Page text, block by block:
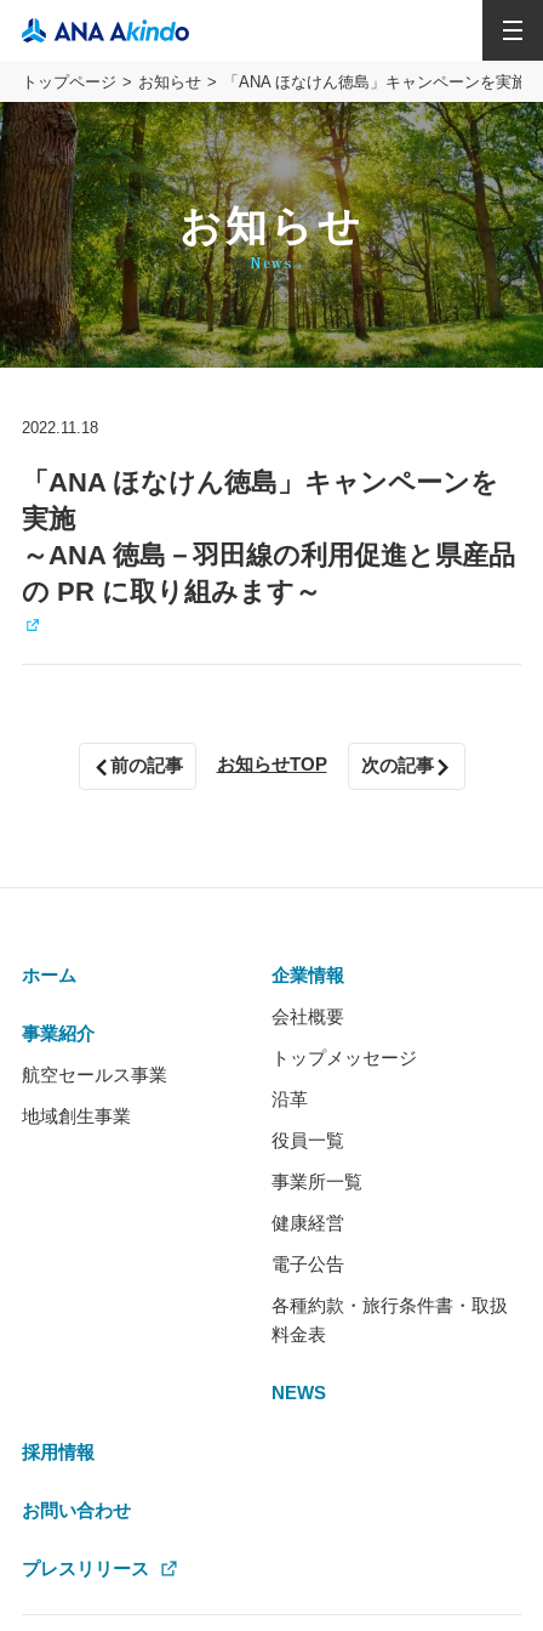
トップページ お知らせ 「ANA ほなけん徳島」キャンペーンを実施
お知らせ
News
2022.11.18
「ANA ほなけん徳島」キャンペーンを
実施
～ANA 徳島－羽田線の利用促進と県産品
の PR に取り組みます～
前の記事 お知らせTOP 次の記事
ホーム
事業紹介
航空セールス事業
地域創生事業
企業情報
会社概要
トップメッセージ
沿革
役員一覧
事業所一覧
健康経営
電子公告
各種約款・旅行条件書・取扱
料金表
NEWS
採用情報
お問い合わせ
プレスリリース